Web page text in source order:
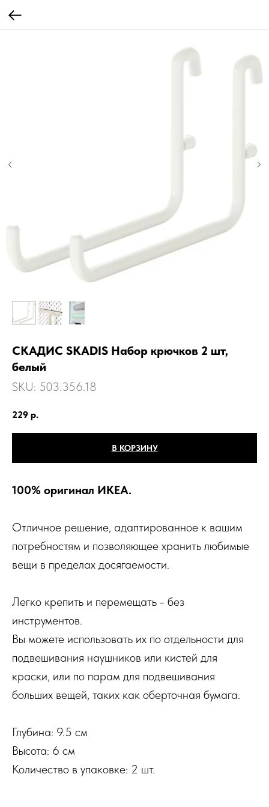
СКАДИС SKADIS Набор крючков 2 шт,
белый
SKU: 503.356.18
229 р.
В КОРЗИНУ
100% оригинал ИКЕА.
Отличное решение, адаптированное к вашим
потребностям и позволяющее хранить любимые
вещи в пределах досягаемости.
Легко крепить и перемещать - без
инструментов.
Вы можете использовать их по отдельности для
подвешивания наушников или кистей для
краски, или по парам для подвешивания
больших вещей, таких как оберточная бумага.
Глубина: 9.5 см
Высота: 6 см
Количество в упаковке: 2 шт.